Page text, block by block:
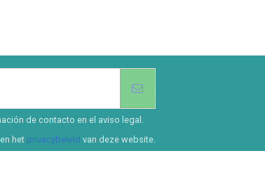
de contacto en el aviso legal.
en het privacybeleid van deze website.